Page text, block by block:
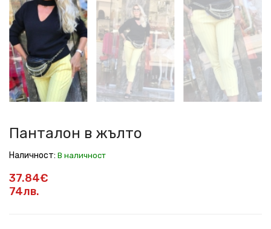
в
жълто
в
жълто
в
жълто
в
жълто
в
жълто
в
жълто
Панталон в жълто
Наличност: В наличност
37.84€
74лв.